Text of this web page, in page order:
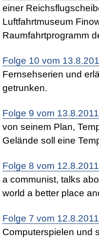
einer
Luftfahrtmuseum
Raumfahrtprogramm
Folge 10 vom
Fernsehserien und
getrunken.
Folge 9 vom 13.8.2011
von seinem Plan,
Gelände soll eine
Folge 8 vom 12.8.2011
a communist, talks
world a better place
Folge 7 vom 12.8.2011
Computerspielen und